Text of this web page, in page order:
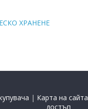
ХРАНЕНЕ
| Карта на сайта
достъп